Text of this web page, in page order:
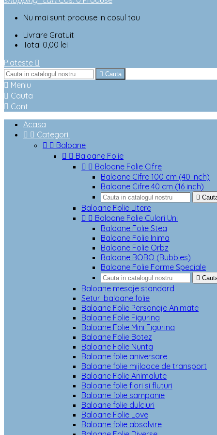
Nu mai sunt produse in cosul tau
Livrare Gratuit
Total 0,00 lei
Plateste 
 Cauta
 Meniu
 Cauta
 Cont
Acasa
  Categorii
  Baloane
  Baloane Folie
  Baloane Folie Cifre
Baloane Cifre 100 cm (40 inch)
Baloane Cifre 40 cm (16 inch)

Baloane Folie Litere
  Baloane Folie Culori Uni
Baloane Folie Stea
Baloane Folie Inima
Baloane Folie Orbz
Baloane BOBO (Bubbles)
Baloane Folie Forme Speciale

Baloane mesaje standard
Seturi baloane folie
Baloane Folie Personaje Animate
Baloane Folie Figurina
Baloane Folie Mini Figurina
Baloane Folie Botez
Baloane Folie Nunta
Baloane folie aniversare
Baloane folie mijloace de transport
Baloane Folie Animalute
Baloane folie flori si fluturi
Baloane folie sampanie
Baloane folie dulciuri
Baloane Folie Love
Baloane folie absolvire